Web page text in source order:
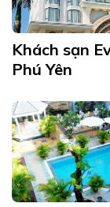
Khách sạn
Phú Yên